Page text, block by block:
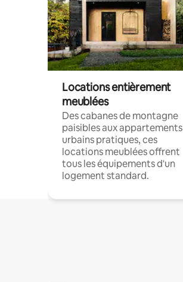
Locations entièrement
meublées
Des cabanes de montagne
paisibles aux appartements
urbains pratiques, ces
locations meublées offrent
tous les équipements d'un
logement standard.